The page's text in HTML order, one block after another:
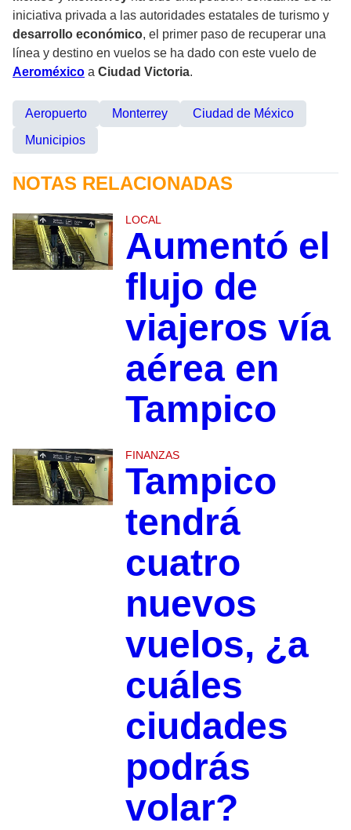
iniciativa privada a las autoridades estatales de turismo y
desarrollo económico, el primer paso de recuperar una
línea y destino en vuelos se ha dado con este vuelo de
Aeroméxico a Ciudad Victoria.
Aeropuerto Monterrey
Ciudad de México
Municipios
NOTAS RELACIONADAS
LOCAL
Aumentó el
flujo de
viajeros vía
aérea en
Tampico
FINANZAS
Tampico
tendrá
cuatro
nuevos
vuelos, ¿a
cuáles
ciudades
podrás
volar?